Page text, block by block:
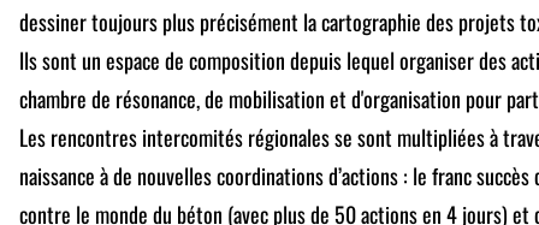
dessiner toujours plus précisément la cartographie des projets
lls sont un espace de composition depuis lequel organiser des
chambre de résonance, de mobilisation et d'organisation pour
Les rencontres intercomités régionales se sont multipliées à
naissance à de nouvelles coordinations d’actions : le franc
contre le monde du béton (avec plus de 50 actions en 4 jours) et